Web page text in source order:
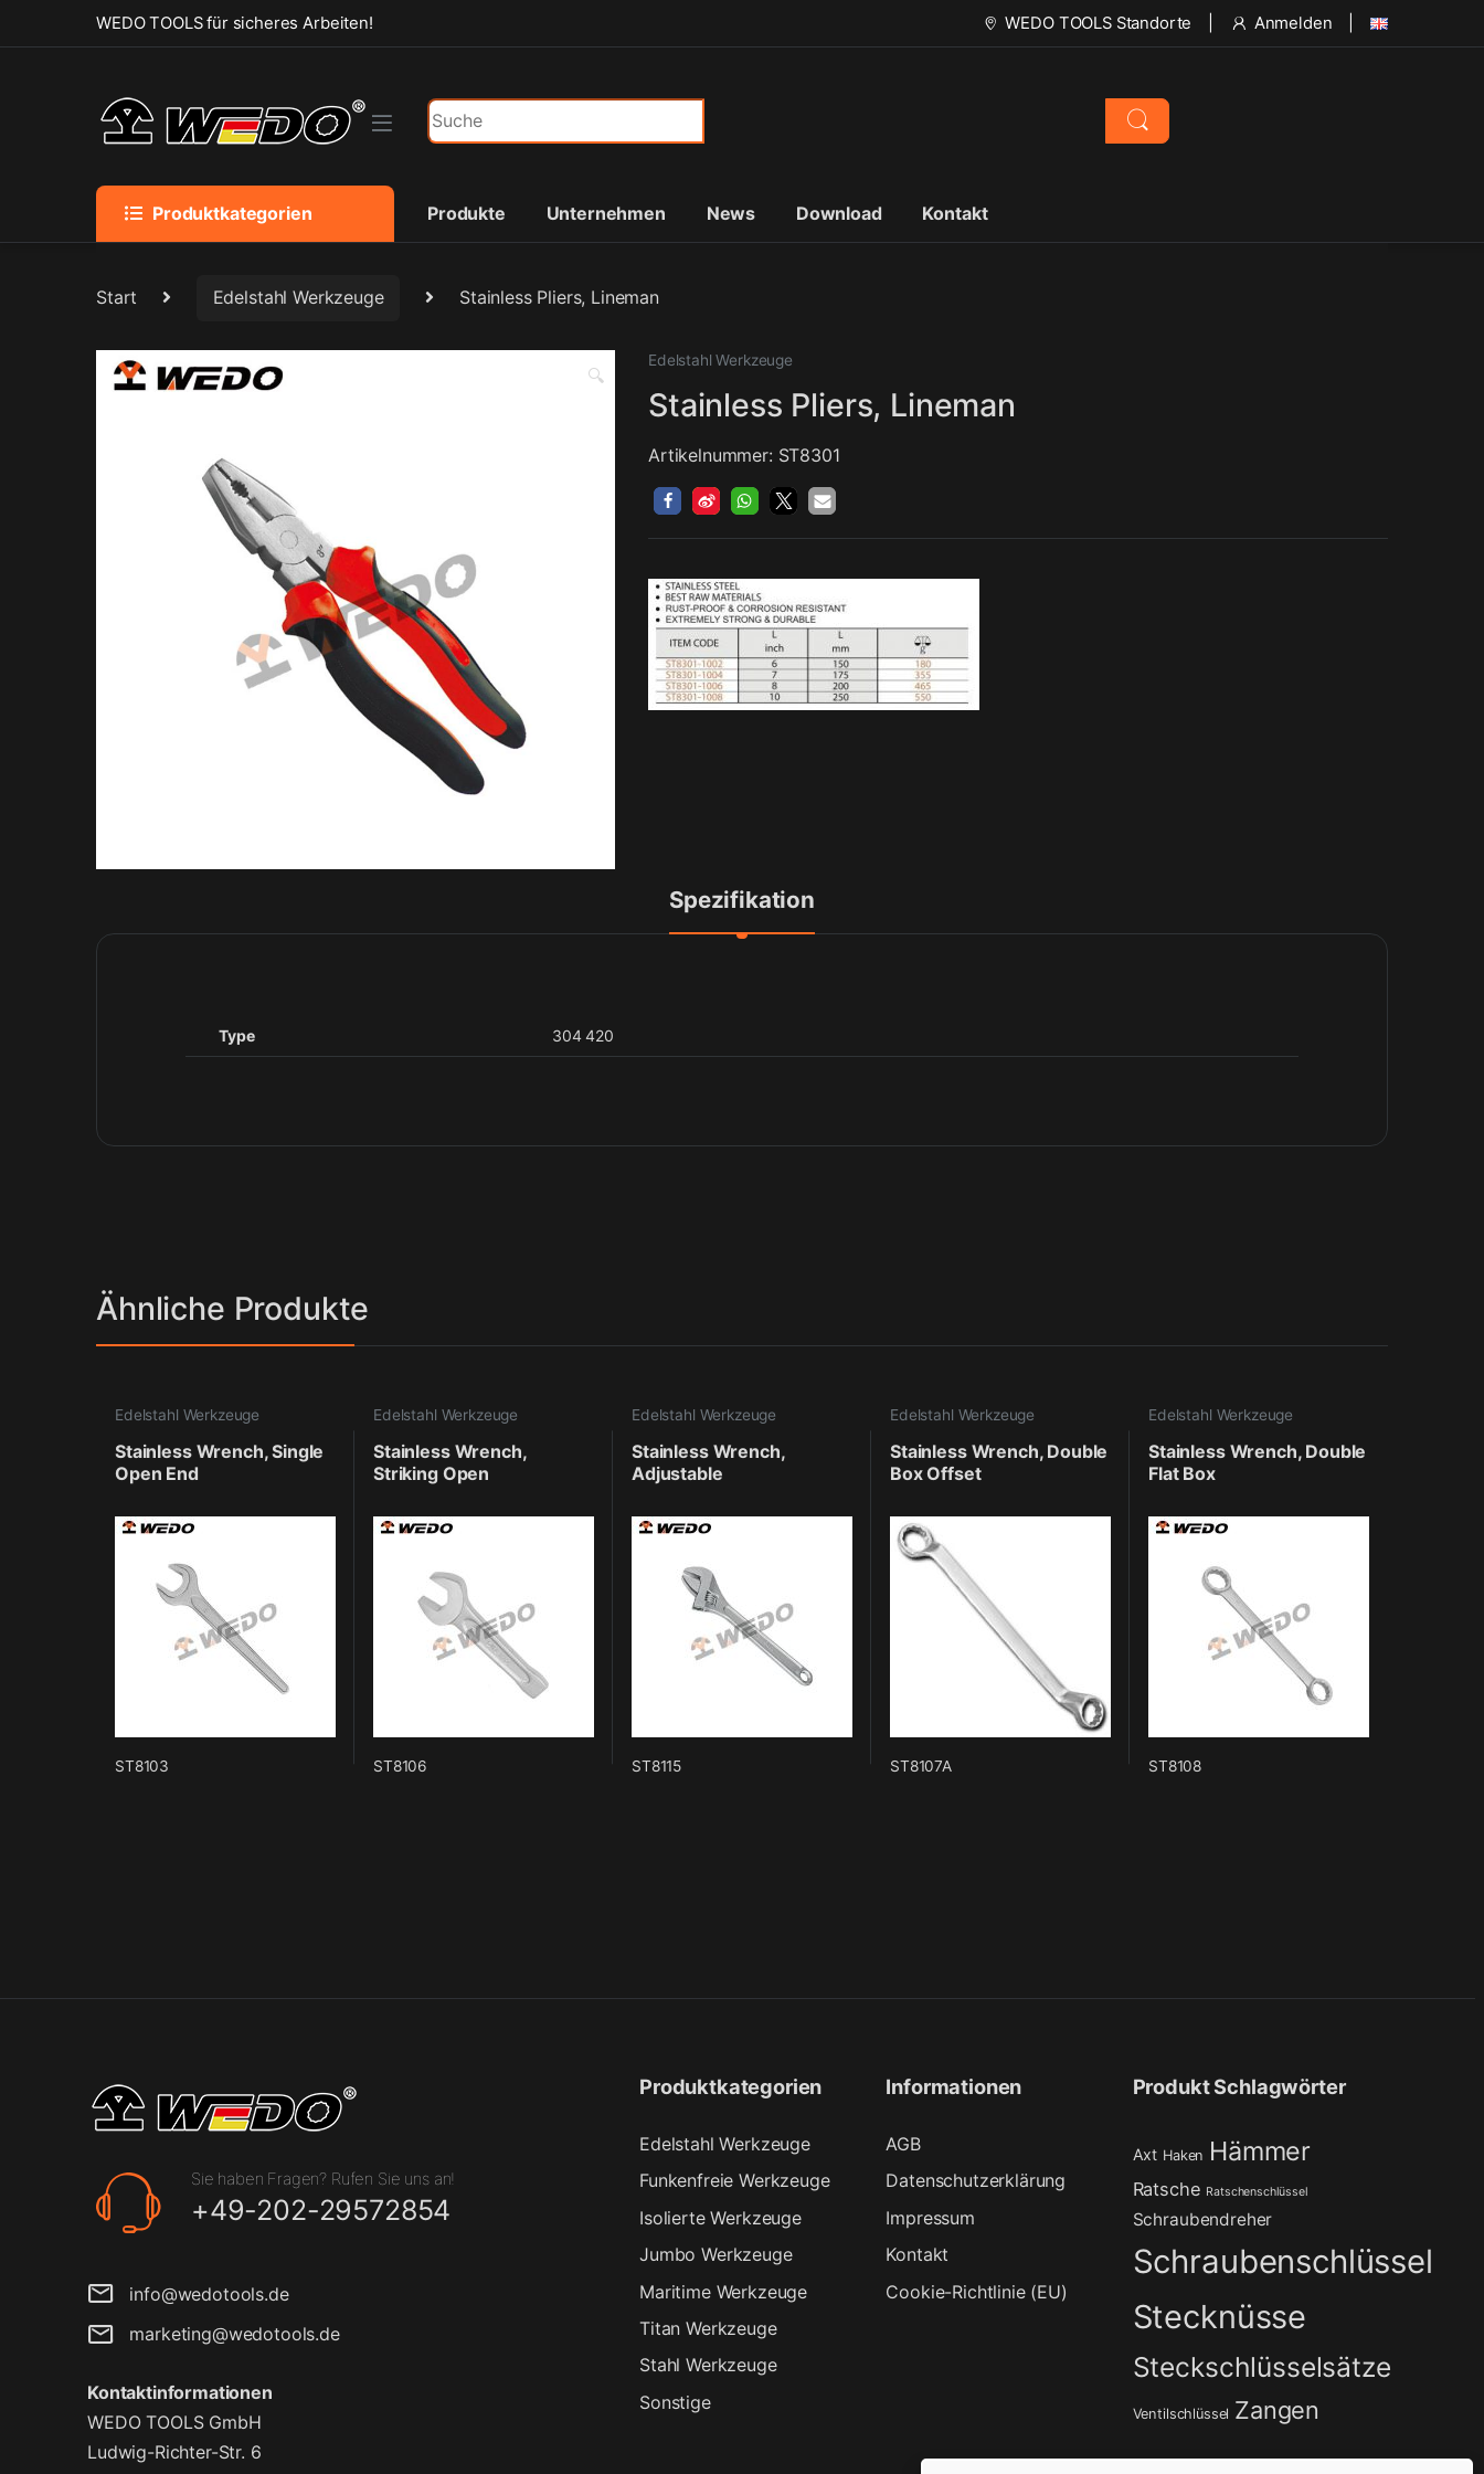
Skip to navigation
Skip to contentWEDO TOOLS für sicheres Arbeiten! WEDO TOOLS Standorte Anmelden
Search for:
Produktkategorien Produkte Unternehmen News Download Kontakt
Start Edelstahl Werkzeuge Stainless Pliers, Lineman
🔍
Edelstahl Werkzeuge
Stainless Pliers, Lineman
Artikelnummer: ST8301
Spezifikation
Type 304 420
Ähnliche Produkte
Edelstahl Werkzeuge
Stainless Wrench, Single
Open End
ST8103
Edelstahl Werkzeuge
Stainless Wrench,
Striking Open
ST8106
Edelstahl Werkzeuge
Stainless Wrench,
Adjustable
ST8115
Edelstahl Werkzeuge
Stainless Wrench, Double
Box Offset
ST8107A
Edelstahl Werkzeuge
Stainless Wrench, Double
Flat Box
ST8108
Sie haben Fragen? Rufen Sie uns an!
+49-202-29572854
info@wedotools.de
marketing@wedotools.de
Kontaktinformationen
WEDO TOOLS GmbH
Ludwig-Richter-Str. 6
Produktkategorien
Edelstahl Werkzeuge
Funkenfreie Werkzeuge
Isolierte Werkzeuge
Jumbo Werkzeuge
Maritime Werkzeuge
Titan Werkzeuge
Stahl Werkzeuge
Sonstige
Informationen
AGB
Datenschutzerklärung
Impressum
Kontakt
Cookie-Richtlinie (EU)
Produkt Schlagwörter
Axt Haken Hämmer
Ratsche Ratschenschlüssel
Schraubendreher
Schraubenschlüssel
Stecknüsse
Steckschlüsselsätze
Ventilschlüssel Zangen